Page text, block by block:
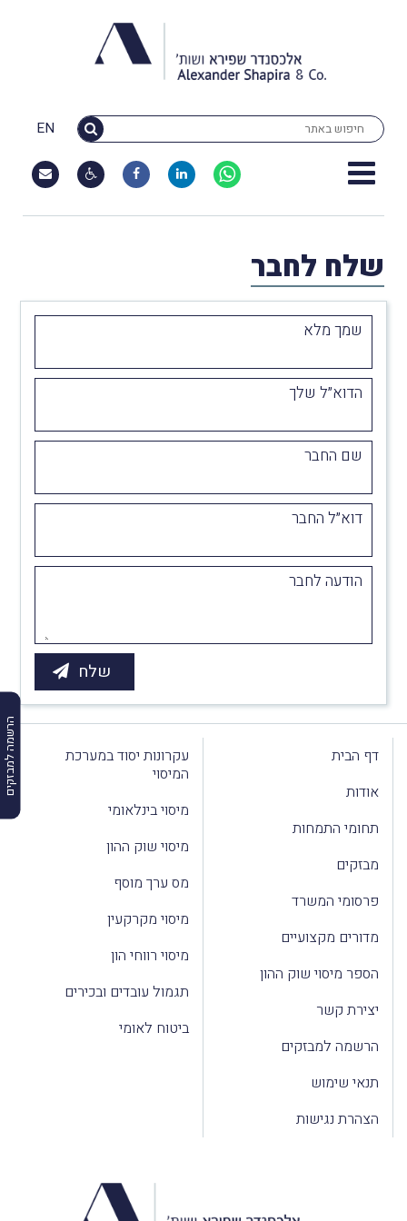
EN
הרשמה למבזקים
שלח לחבר
שמך מלא
הדוא״ל שלך
שם החבר
דוא״ל החבר
הודעה לחבר
דף הבית
אודות
תחומי התמחות
מבזקים
פרסומי המשרד
מדורים מקצועיים
הספר מיסוי שוק ההון
יצירת קשר
הרשמה למבזקים
תנאי שימוש
הצהרת נגישות
עקרונות יסוד במערכת
המיסוי
מיסוי בינלאומי
מיסוי שוק ההון
מס ערך מוסף
מיסוי מקרקעין
מיסוי רווחי הון
תגמול עובדים ובכירים
ביטוח לאומי